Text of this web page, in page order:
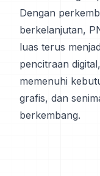
Dengan
berkelanjutan,
luas terus
pencitraan
memenuhi
grafis, dan
berkembang.